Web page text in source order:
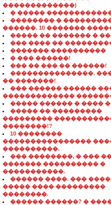
�������������)
� �����
�������� �
������. 10 �������
����� �� ������� �
��� ���� ��
������� ����������
� ��� ������!
��� �� ��� �� ������!
���������������.
�� �������!
��� ������ ������
�������������
����� ������ � ����
����� �� ���������
���������
��������!?
10 ��������
����������������
����������.
��� ��������, � ���
������� ���������� �
�����������.
������ ����. ���
����� ���� ���������
��������.
������ ������? �